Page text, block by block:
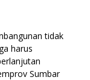
tidak
harus
Sumbar